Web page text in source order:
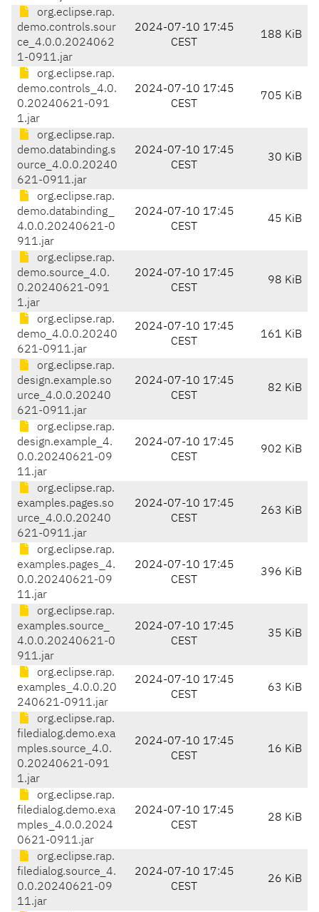
org.eclipse.rap.
demo.controls.sour
ce_4.0.0.2024062
1-0911.jar
2024-07-10 17:45
CEST
188 KiB
org.eclipse.rap.
demo.controls_4.0.
0.20240621-091
1.jar
2024-07-10 17:45
CEST
705 KiB
org.eclipse.rap.
demo.databinding.s
ource_4.0.0.20240
621-0911.jar
2024-07-10 17:45
CEST
30 KiB
org.eclipse.rap.
demo.databinding_
4.0.0.20240621-0
911.jar
2024-07-10 17:45
CEST
45 KiB
org.eclipse.rap.
demo.source_4.0.
0.20240621-091
1.jar
2024-07-10 17:45
CEST
98 KiB
org.eclipse.rap.
demo_4.0.0.20240
621-0911.jar
2024-07-10 17:45
CEST
161 KiB
org.eclipse.rap.
design.example.so
urce_4.0.0.20240
621-0911.jar
2024-07-10 17:45
CEST
82 KiB
org.eclipse.rap.
design.example_4.
0.0.20240621-09
11.jar
2024-07-10 17:45
CEST
902 KiB
org.eclipse.rap.
examples.pages.so
urce_4.0.0.20240
621-0911.jar
2024-07-10 17:45
CEST
263 KiB
org.eclipse.rap.
examples.pages_4.
0.0.20240621-09
11.jar
2024-07-10 17:45
CEST
396 KiB
org.eclipse.rap.
examples.source_
4.0.0.20240621-0
911.jar
2024-07-10 17:45
CEST
35 KiB
org.eclipse.rap.
examples_4.0.0.20
240621-0911.jar
2024-07-10 17:45
CEST
63 KiB
org.eclipse.rap.
filedialog.demo.exa
mples.source_4.0.
0.20240621-091
1.jar
2024-07-10 17:45
CEST
16 KiB
org.eclipse.rap.
filedialog.demo.exa
mples_4.0.0.2024
0621-0911.jar
2024-07-10 17:45
CEST
28 KiB
org.eclipse.rap.
filedialog.source_4.
0.0.20240621-09
11.jar
2024-07-10 17:45
CEST
26 KiB